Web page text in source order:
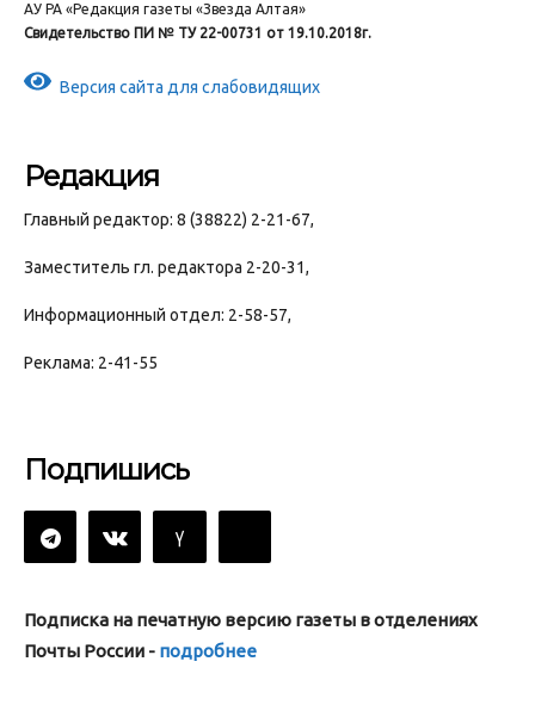
АУ РА «Редакция газеты «Звезда Алтая»
Свидетельство ПИ № ТУ 22-00731 от 19.10.2018г.
Версия сайта для слабовидящих
Редакция
Главный редактор: 8 (38822) 2-21-67,
Заместитель гл. редактора 2-20-31,
Информационный отдел: 2-58-57,
Реклама: 2-41-55
Подпишись
Подписка на печатную версию газеты в отделениях
Почты России - подробнее